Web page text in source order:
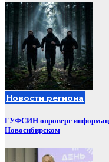
Новости региона
ГУФСИН опроверг
Новосибирском